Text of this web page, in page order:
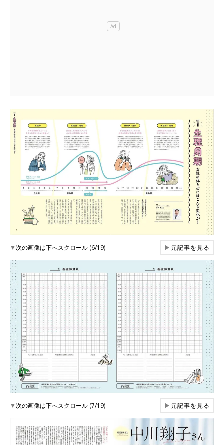
▼次の画像は下へスクロール (6/19) ▶元記事を見る
▼次の画像は下へスクロール (7/19) ▶元記事を見る